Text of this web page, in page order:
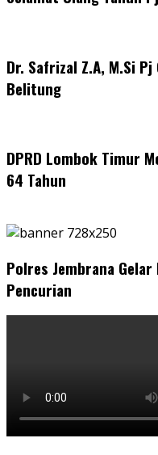
Dr. Safrizal Z.A, M.Si
Belitung
DPRD Lombok Timur
64 Tahun
Polres Jembrana Gelar
Pencurian